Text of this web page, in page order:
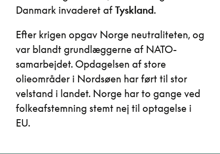
Danmark invaderet af Tyskland.
Efter krigen opgav Norge neutraliteten, og
var blandt grundlæggerne af NATO-
samarbejdet. Opdagelsen af store
olieområder i Nordsøen har ført til stor
velstand i landet. Norge har to gange ved
folkeafstemning stemt nej til optagelse i
EU.